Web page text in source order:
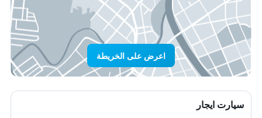
اعرض على الخريطة
سيارت ايجار